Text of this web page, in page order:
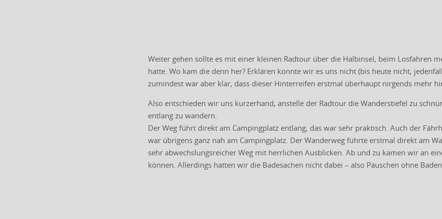
Weiter gehen sollte es mit einer kleinen Radtour über die Halbinsel, beim Losfahren
hatte. Wo kam die denn her? Erklären konnte wir es uns nicht (bis heute nicht,
zumindest war aber klar, dass dieser Hinterreifen erstmal überhaupt nirgends mehr
Also entschieden wir uns kurzerhand, anstelle der Radtour die Wanderstiefel zu
entlang zu wandern.
Der Weg führt direkt am Campingplatz entlang, das war sehr praktisch. Auch der
war übrigens ganz nah am Campingplatz. Der Wanderweg führte erstmal direkt am
sehr abwechslungsreicher Weg mit herrlichen Ausblicken. Ab und zu kamen wir an
können. Allerdings hatten wir die Badesachen nicht dabei – also Päuschen ohne